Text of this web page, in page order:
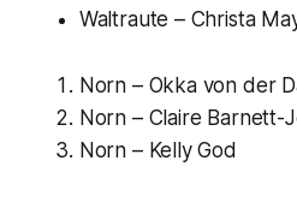
Waltraute – Christa
Norn – Okka von der
Norn – Claire Barnett-
Norn – Kelly God